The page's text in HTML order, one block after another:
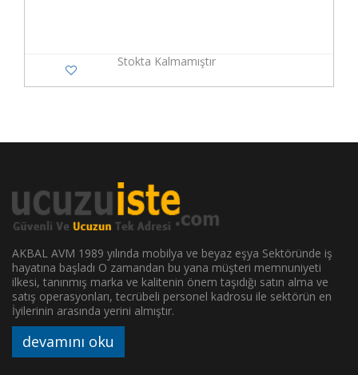
Stokta Kalmamıştır
AKBAL AVM 1989 yılında mobilya ve beyaz eşya Sektöründe iş
hayatına başladı O zamandan bu yana müşteri memnuniyeti
ilkesi, tanınmış marka ve kalitenin önem taşıdığı satın alma ve
satış operasyonları, tecrübeli personel kadrosu ile sektörün en
İyilerinin arasında yerini almıştır.
devamını oku